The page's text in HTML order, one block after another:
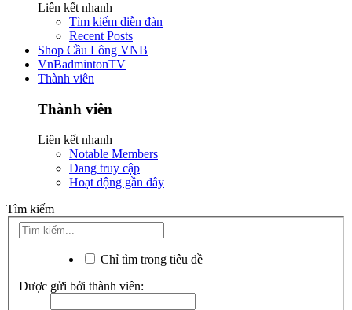
Liên kết nhanh
Tìm kiếm diễn đàn
Recent Posts
Shop Cầu Lông VNB
VnBadmintonTV
Thành viên
Thành viên
Liên kết nhanh
Notable Members
Đang truy cập
Hoạt động gần đây
Tìm kiếm
Chỉ tìm trong tiêu đề
Được gửi bởi thành viên: